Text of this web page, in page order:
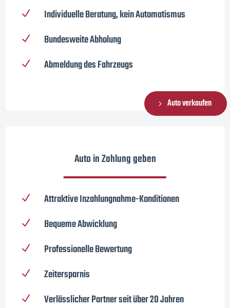
N Individuelle Beratung, kein Automatismus
N Bundesweite Abholung
N Abmeldung des Fahrzeugs
Auto verkaufen
Auto in Zahlung geben
N Attraktive Inzahlungnahme-Konditionen
N Bequeme Abwicklung
N Professionelle Bewertung
N Zeitersparnis
N Verlässlicher Partner seit über 20 Jahren